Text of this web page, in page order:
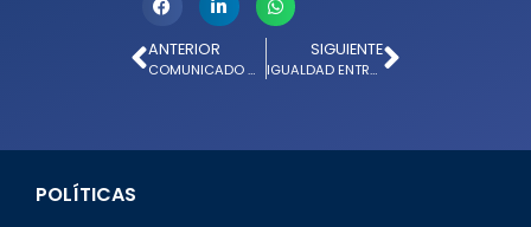
ANTERIOR
COMUNICADO OFICIAL: MILLONARIOS FC AHORA ESTÁ EN WHATSAPP
SIGUIENTE
IGUALDAD ENTRE MILLONARIOS Y NACIONAL EN EL CAMPÍN
POLÍTICAS